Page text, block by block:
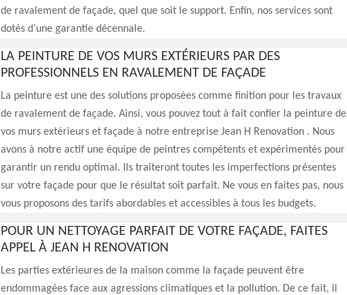
de ravalement de façade, quel que soit le support. Enfin, nos services sont
dotés d’une garantie décennale.
LA PEINTURE DE VOS MURS EXTÉRIEURS PAR DES
PROFESSIONNELS EN RAVALEMENT DE FAÇADE
La peinture est une des solutions proposées comme finition pour les travaux
de ravalement de façade. Ainsi, vous pouvez tout à fait confier la peinture de
vos murs extérieurs et façade à notre entreprise Jean H Renovation . Nous
avons à notre actif une équipe de peintres compétents et expérimentés pour
garantir un rendu optimal. Ils traiteront toutes les imperfections présentes
sur votre façade pour que le résultat soit parfait. Ne vous en faites pas, nous
vous proposons des tarifs abordables et accessibles à tous les budgets.
POUR UN NETTOYAGE PARFAIT DE VOTRE FAÇADE, FAITES
APPEL À JEAN H RENOVATION
Les parties extérieures de la maison comme la façade peuvent être
endommagées face aux agressions climatiques et la pollution. De ce fait, il